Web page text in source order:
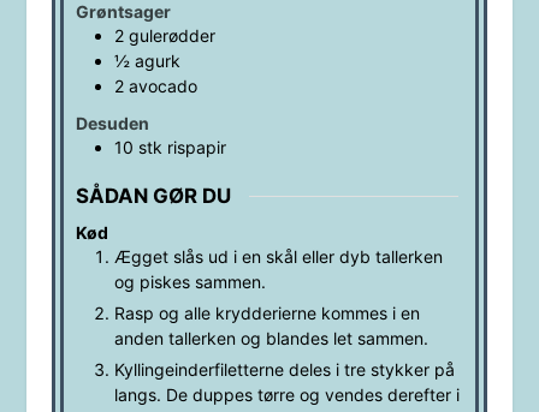
Grøntsager
2 gulerødder
½ agurk
2 avocado
Desuden
10 stk rispapir
SÅDAN GØR DU
Kød
Ægget slås ud i en skål eller dyb tallerken
og piskes sammen.
Rasp og alle krydderierne kommes i en
anden tallerken og blandes let sammen.
Kyllingeinderfiletterne deles i tre stykker på
langs. De duppes tørre og vendes derefter i